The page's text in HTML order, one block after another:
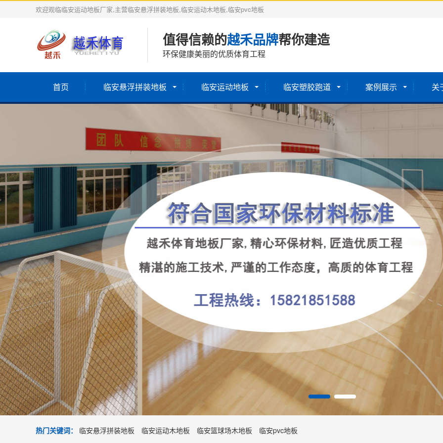
欢迎观临临安运动地板厂家,主营临安悬浮拼装地板,临安运动木地板,临安pvc地板
值得信赖的越禾品牌帮你建造
环保健康美丽的优质体育工程
首页 临安悬浮拼装地板 临安运动地板 临安塑胶跑道 案例展示 关
热门关键词： 临安悬浮拼装地板 临安运动木地板 临安篮球场木地板 临安pvc地板